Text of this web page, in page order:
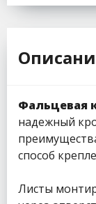
Фальцевая
надежный
способ
Листы